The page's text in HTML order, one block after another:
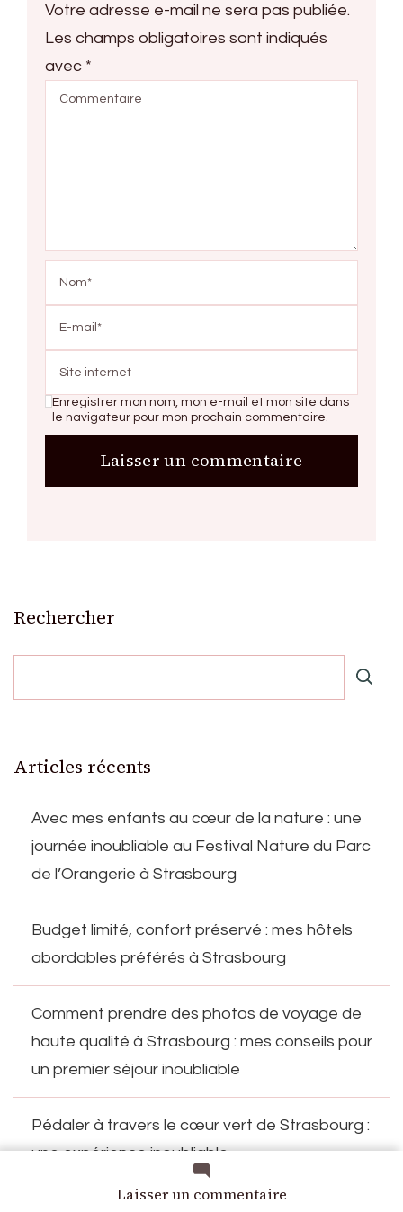
Laisser un commentairesur
Votre adresse e-mail ne sera pas publiée.
Les champs obligatoires sont indiqués
avec *
Enregistrer mon nom, mon e-mail et mon site dans
le navigateur pour mon prochain commentaire.
Rechercher
Articles récents
Avec mes enfants au cœur de la nature : une
journée inoubliable au Festival Nature du Parc
de l’Orangerie à Strasbourg
Budget limité, confort préservé : mes hôtels
abordables préférés à Strasbourg
Comment prendre des photos de voyage de
haute qualité à Strasbourg : mes conseils pour
un premier séjour inoubliable
Pédaler à travers le cœur vert de Strasbourg :
une expérience inoubliable